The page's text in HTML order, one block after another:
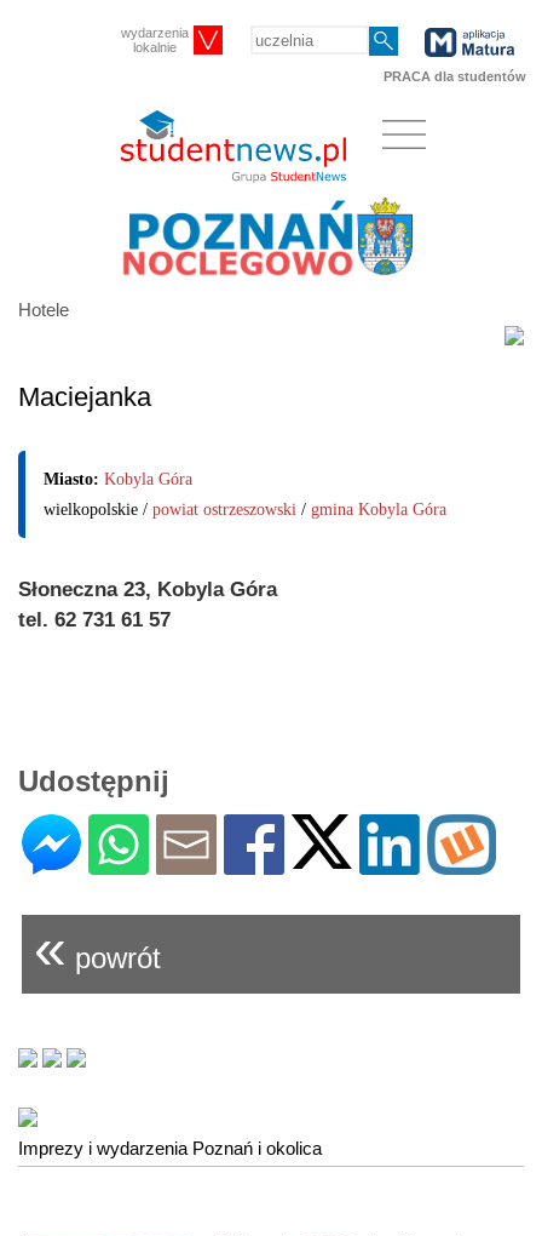
wydarzenia
lokalnie
PRACA dla studentów
Hotele
Maciejanka
Miasto: Kobyla Góra
wielkopolskie / powiat ostrzeszowski / gmina Kobyla Góra
Słoneczna 23, Kobyla Góra
tel. 62 731 61 57
Udostępnij
« powrót
Imprezy i wydarzenia Poznań i okolica